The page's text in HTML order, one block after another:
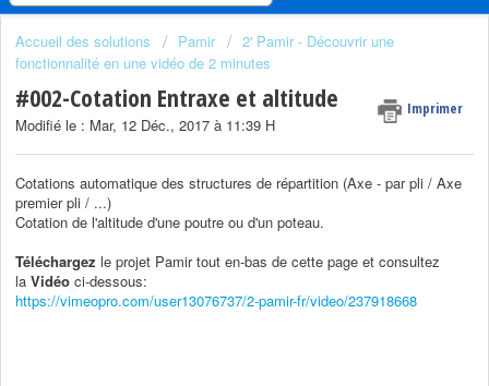
Accueil des solutions Pamir
2' Pamir - Découvrir une
fonctionnalité en une vidéo de 2 minutes
#002-Cotation Entraxe et altitude Imprimer
Modifié le : Mar, 12 Déc., 2017 à 11:39 H
Cotations automatique des structures de répartition (Axe - par pli / Axe
premier pli / ...)
Cotation de l'altitude d'une poutre ou d'un poteau.
Téléchargez le projet Pamir tout en-bas de cette page et consultez
la Vidéo ci-dessous:
https://vimeopro.com/user13076737/2-pamir-fr/video/237918668